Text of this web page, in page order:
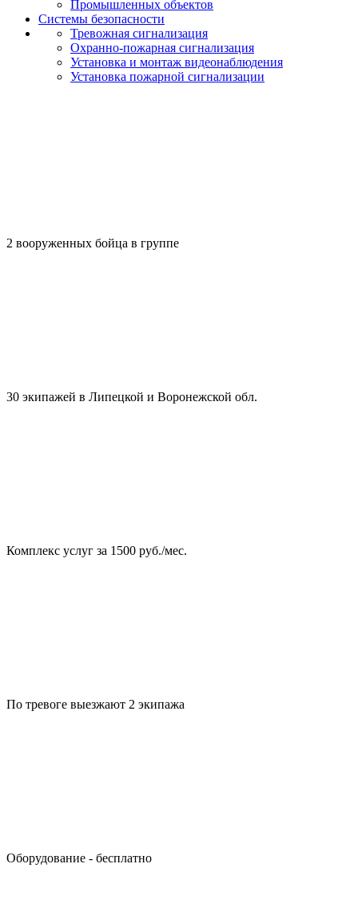
Промышленных объектов
Системы безопасности
Тревожная сигнализация
Охранно-пожарная сигнализация
Установка и монтаж видеонаблюдения
Установка пожарной сигнализации
2 вооруженных бойца в группе
30 экипажей в Липецкой и Воронежской обл.
Комплекс услуг за 1500 руб./мес.
По тревоге выезжают 2 экипажа
Оборудование - бесплатно